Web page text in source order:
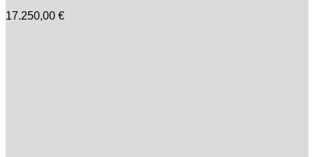
17.250,00 €